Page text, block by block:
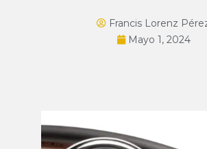
Francis Lorenz
Mayo 1, 2024